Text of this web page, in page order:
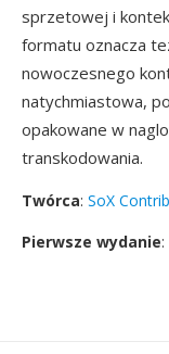
sprzetowej i
formatu oznacza
nowoczesnego
natychmiastowa,
opakowane w
transkodowania.
Twórca: SoX
Pierwsze wydanie